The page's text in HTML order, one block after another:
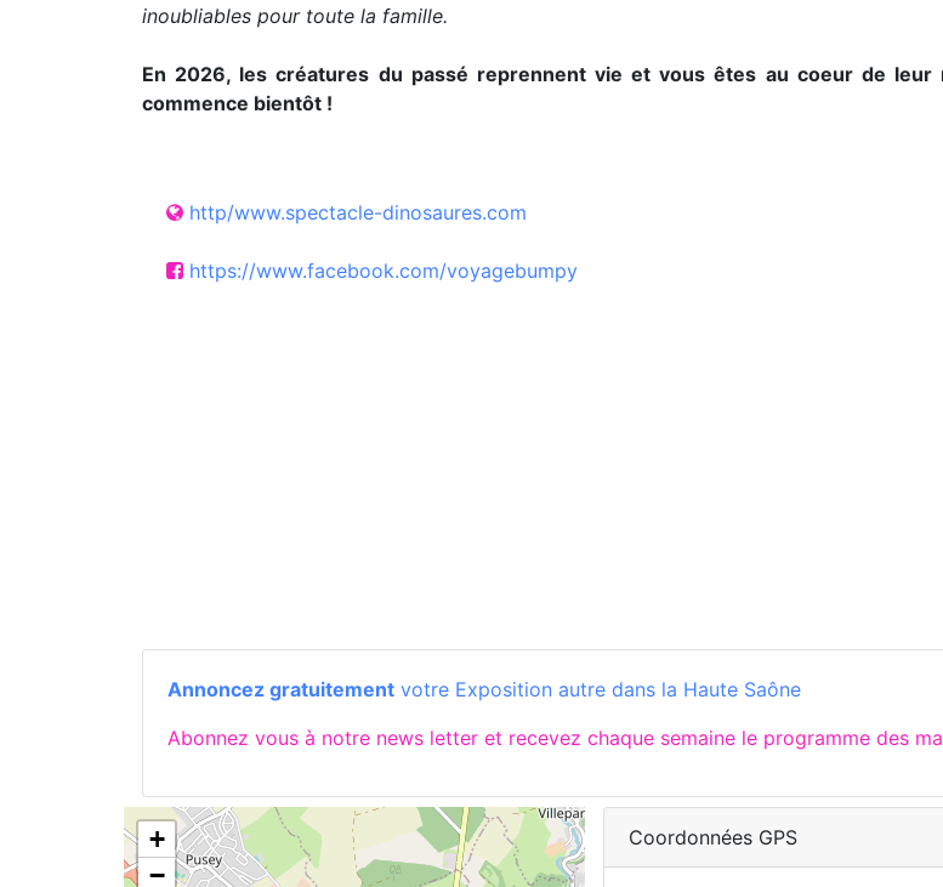
inoubliables pour toute la famille.
En 2026, les créatures du passé reprennent vie et vous êtes au coeur de leur
commence bientôt !
http/www.spectacle-dinosaures.com
https://www.facebook.com/voyagebumpy
Annoncez gratuitement votre Exposition autre dans la Haute Saône
Abonnez vous à notre news letter et recevez chaque semaine le programme des
+
−
Coordonnées GPS